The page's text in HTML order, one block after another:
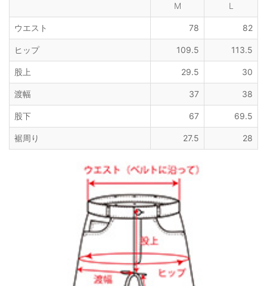
M L
ウエスト 78 82
ヒップ 109.5 113.5
股上 29.5 30
渡幅 37 38
股下 67 69.5
裾周り 27.5 28